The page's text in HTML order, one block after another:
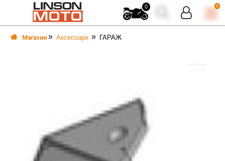
0 0
Магазин Аксесоари ГАРАЖ